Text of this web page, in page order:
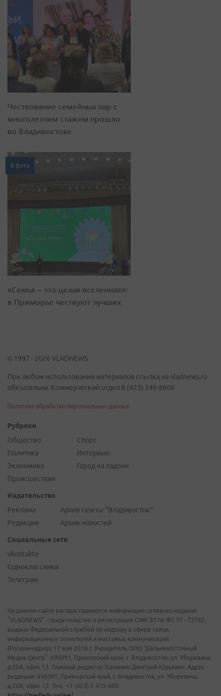
Чествование семейных пар с
многолетним стажем прошло
во Владивостоке
8 фото
«Семья – это целая вселенная»:
в Приморье чествуют лучших
© 1997 - 2026 VLADNEWS
При любом использовании материалов ссылка на vladnews.ru
обязательна. Коммерческий отдел 8 (423) 249-8800
Политика обработки персональных данных
Рубрики
Общество
Политика
Экономика
Происшествия
Спорт
Интервью
Город на ладони
Издательство
Реклама
Редакция
Архив газеты "Владивосток"
Архив новостей
Социальные сети
vkontakte
Одноклассники
Телеграм
На данном сайте распространяется информация сетевого издания
"VLADNEWS" - свидетельство о регистрации СМИ ЭЛ № ФС 77 - 72742,
выдано Федеральной службой по надзору в сфере связи,
информационных технологий и массовых коммуникаций
(Роскомнадзор) 17 мая 2018 г. Учредитель ООО "Дальневосточный
Медиа Центр". 690091, Приморский край, г. Владивосток, ул. Уборевича,
д.20А, офис 13. Главный редактор Юркевич Дмитрий Юрьевич. Адрес
редакции: 690091, Приморский край, г. Владивосток, ул. Уборевича,
д.20А, офис 13. Тел.: +7 (423) 2-415-600.